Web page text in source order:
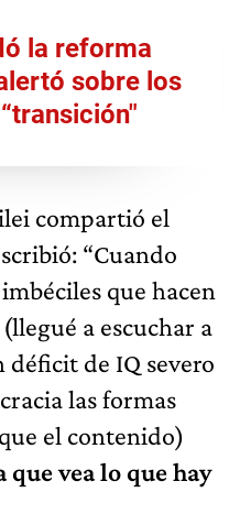
la reforma
sobre los
compartió el
“Cuando
que hacen
a escuchar a
de IQ severo
las formas
el contenido)
que vea lo que hay